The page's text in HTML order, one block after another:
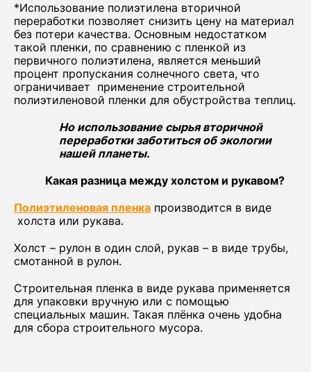
*Использование полиэтилена вторичной
переработки позволяет снизить цену на материал
без потери качества. Основным недостатком
такой пленки, по сравнению с пленкой из
первичного полиэтилена, является меньший
процент пропускания солнечного света, что
ограничивает применение строительной
полиэтиленовой пленки для обустройства теплиц.
Но использование сырья вторичной
переработки заботиться об экологии
нашей планеты.
Какая разница между холстом и рукавом?
Полиэтиленовая пленка производится в виде
холста или рукава.
Холст – рулон в один слой, рукав – в виде трубы,
смотанной в рулон.
Строительная пленка в виде рукава применяется
для упаковки вручную или с помощью
специальных машин. Такая плёнка очень удобна
для сбора строительного мусора.